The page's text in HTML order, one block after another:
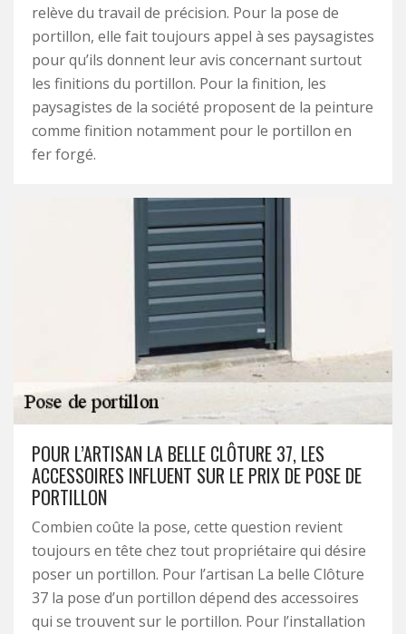
relève du travail de précision. Pour la pose de
portillon, elle fait toujours appel à ses paysagistes
pour qu’ils donnent leur avis concernant surtout
les finitions du portillon. Pour la finition, les
paysagistes de la société proposent de la peinture
comme finition notamment pour le portillon en
fer forgé.
POUR L’ARTISAN LA BELLE CLÔTURE 37, LES
ACCESSOIRES INFLUENT SUR LE PRIX DE POSE DE
PORTILLON
Combien coûte la pose, cette question revient
toujours en tête chez tout propriétaire qui désire
poser un portillon. Pour l’artisan La belle Clôture
37 la pose d’un portillon dépend des accessoires
qui se trouvent sur le portillon. Pour l’installation